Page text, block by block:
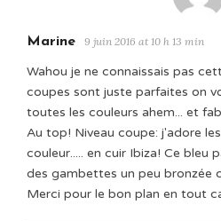
Marine 9 juin 2016 at 10 h 13 min
Wahou je ne connaissais pas
coupes sont juste parfaites on
toutes les couleurs ahem... et
Au top! Niveau coupe: j'adore
couleur..... en cuir Ibiza! Ce bleu
des gambettes un peu bronzée
Merci pour le bon plan en tout